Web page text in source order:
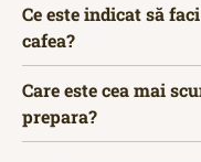
Ce este indicat să
cafea?
Care este cea mai
prepara?